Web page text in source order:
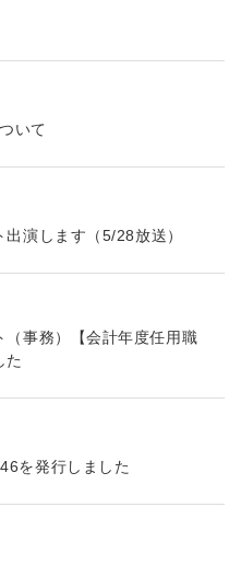
いて
演します（5/28放送）
事務）【会計年度任用職
た
を発行しました